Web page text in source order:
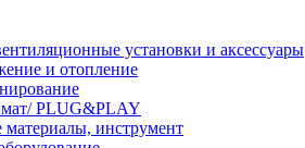
установки и аксессуары
и отопление
PLUG&PLAY
материалы, инструмент